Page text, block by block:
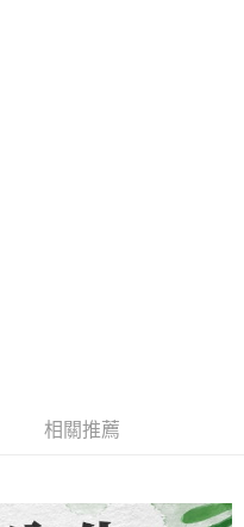
後會自動跳轉到大哥付的交易
繳款截止日，確認付款後即完
續交易確認頁面所載為準。
期」於每月結算日後寄送繳費提
。
」的支付方式。 讓您購物簡單
訊。
相關推薦